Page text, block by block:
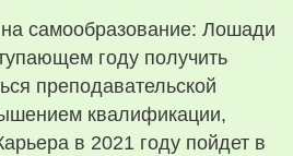
самообразование: Лошади
году получить
преподавательской
квалификации,
в 2021 году пойдет в